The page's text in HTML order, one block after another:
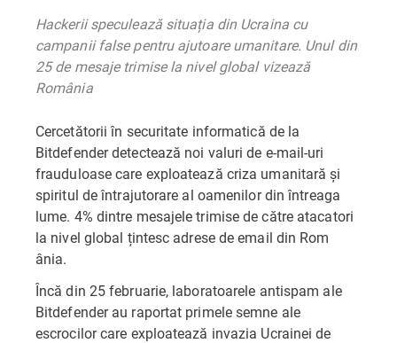
Hackerii speculează situația din Ucraina cu
campanii false pentru ajutoare umanitare. Unul din
25 de mesaje trimise la nivel global vizează
România
Cercetătorii în securitate informatică de la
Bitdefender detectează noi valuri de e-mail-uri
frauduloase care exploatează criza umanitară și
spiritul de întrajutorare al oamenilor din întreaga
lume. 4% dintre mesajele trimise de către atacatori
la nivel global țintesc adrese de email din Rom
ânia.
Încă din 25 februarie, laboratoarele antispam ale
Bitdefender au raportat primele semne ale
escrocilor care exploatează invazia Ucrainei de